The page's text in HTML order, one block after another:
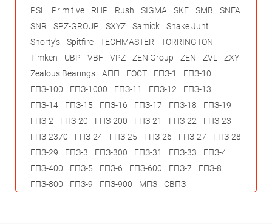
PSL
Primitive RHP Rush SIGMA SKF SMB
SNFA
SNR
SPZ-GROUP SXYZ Samick
Shake Junt
Shorty's
Spitfire TECHMASTER
TORRINGTON
Timken
UBP VBF VPZ ZEN Group ZEN ZVL
ZXY
Zealous Bearings
АПП ГОСТ ГПЗ-1
ГПЗ-10
ГПЗ-100
ГПЗ-1000 ГПЗ-11 ГПЗ-12
ГПЗ-13
ГПЗ-14
ГПЗ-15 ГПЗ-16 ГПЗ-17 ГПЗ-18
ГПЗ-19
ГПЗ-2
ГПЗ-20 ГПЗ-200 ГПЗ-21 ГПЗ-22
ГПЗ-23
ГПЗ-2370
ГПЗ-24 ГПЗ-25 ГПЗ-26 ГПЗ-27
ГПЗ-28
ГПЗ-29
ГПЗ-3 ГПЗ-300 ГПЗ-31 ГПЗ-33
ГПЗ-4
ГПЗ-400
ГПЗ-5 ГПЗ-6 ГПЗ-600 ГПЗ-7
ГПЗ-8
ГПЗ-800
ГПЗ-9 ГПЗ-900 МПЗ СВПЗ